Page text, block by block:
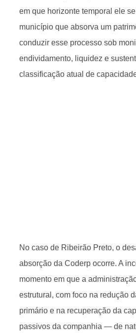
em que horizonte temporal ele
município que absorva um
conduzir esse processo sob
endividamento, liquidez e
classificação atual de
No caso de Ribeirão Preto, o
absorção da Coderp ocorre. A
momento em que a
estrutural, com foco na redução
primário e na recuperação da
passivos da companhia — de